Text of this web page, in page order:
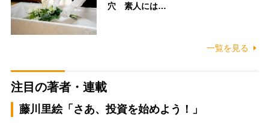
穴 素人には…
一覧を見る
注目の著者・連載
藤川里絵「さあ、投資を始めよう！」